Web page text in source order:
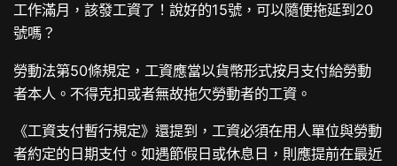
工作滿月，該發工資了！說好的15號，可以隨便拖延到20
號嗎？
勞動法第50條規定，工資應當以貨幣形式按月支付給勞動
者本人。不得克扣或者無故拖欠勞動者的工資。
《工資支付暫行規定》還提到，工資必須在用人單位與勞動
者約定的日期支付。如遇節假日或休息日，則應提前在最近